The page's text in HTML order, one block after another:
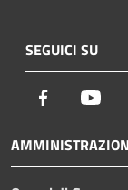
SEGUICI SU
Facebook